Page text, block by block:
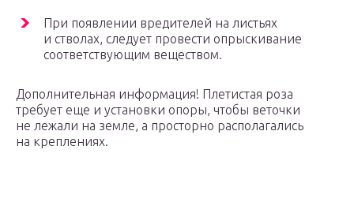
При появлении вредителей на листьях
и стволах, следует провести опрыскивание
соответствующим веществом.
Дополнительная информация! Плетистая роза
требует еще и установки опоры, чтобы веточки
не лежали на земле, а просторно располагались
на креплениях.